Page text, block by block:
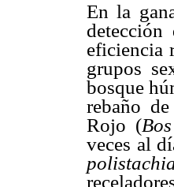
En la
eficiencia
grupos
bosque
rebaño
Rojo (
veces al